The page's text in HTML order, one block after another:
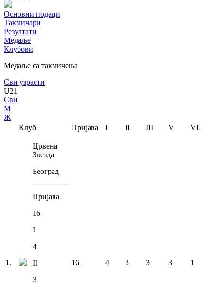
Основни подаци
Такмичари
Резултати
Медаље
Клубови
Медаље са такмичења
Сви узрасти
U21
Сви
М
Ж
Клуб
Пријава I II III V VII
1 .
Црвена
Звезда
Београд
Пријава
16
I
4
II
3
16 4 3 3 3 1